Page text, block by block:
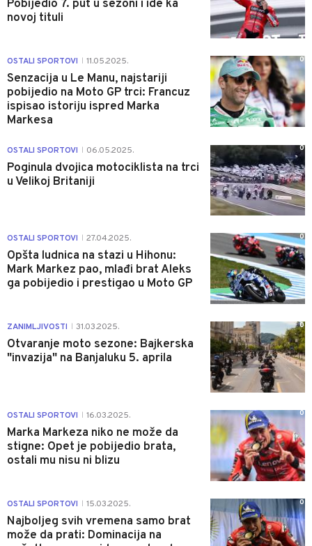
Pobijedio 7. put u sezoni i ide ka
novoj tituli
OSTALI SPORTOVI 11.05.2025.
Senzacija u Le Manu, najstariji
pobijedio na Moto GP trci: Francuz
ispisao istoriju ispred Marka
Markesa
0
OSTALI SPORTOVI 06.05.2025.
Poginula dvojica motociklista na trci
u Velikoj Britaniji
0
OSTALI SPORTOVI 27.04.2025.
Opšta ludnica na stazi u Hihonu:
Mark Markez pao, mlađi brat Aleks
ga pobijedio i prestigao u Moto GP
0
ZANIMLJIVOSTI 31.03.2025.
Otvaranje moto sezone: Bajkerska
"invazija" na Banjaluku 5. aprila
0
OSTALI SPORTOVI 16.03.2025.
Marka Markeza niko ne može da
stigne: Opet je pobijedio brata,
ostali mu nisu ni blizu
0
OSTALI SPORTOVI 15.03.2025.
Najboljeg svih vremena samo brat
može da prati: Dominacija na
0